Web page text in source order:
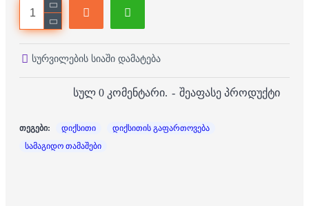
სულ 0 კომენტარი. - შეაფასე პროდუქტი
სურვილების სიაში დამატება
თეგები: დიქსითი
დიქსითის გაფართოვება
სამაგიდო თამაშები